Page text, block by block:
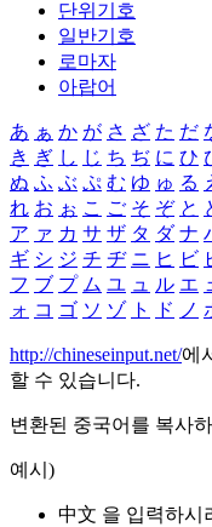
단위기호
일반기호
로마자
아랍어
あ ぁ か が さ ざ た だ
き ぎ し じ ち ぢ に ひ
ぬ ふ ぶ ぷ む ゆ ゅ る
れ お ぉ こ ご そ ぞ と
ア ァ カ サ ザ タ ダ ナ
ギ シ ジ チ ヂ ニ ヒ ビ
フ ブ プ ム ユ ュ ル エ
ォ コ ゴ ソ ゾ ト ド ノ
http://chineseinput.net/에
할 수 있습니다.
변환된 중국어를 복사
예시)
中文 을 입력하시